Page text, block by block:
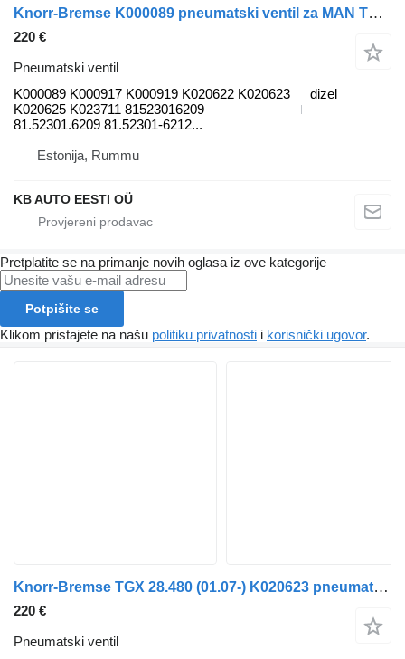
Knorr-Bremse K000089 pneumatski ventil za MAN TGL, TGM, TGS, TGX (2005-2021) kamiona
220 €
Pneumatski ventil
K000089 K000917 K000919 K020622 K020623
K020625 K023711 81523016209
81.52301.6209 81.52301-6212...
dizel
Estonija, Rummu
KB AUTO EESTI OÜ
Pretplatite se na primanje novih oglasa iz ove kategorije
Potpišite se
Klikom pristajete na našu politiku privatnosti i korisnički ugovor.
Knorr-Bremse TGX 28.480 (01.07-) K020623 pneumatski ventil za MAN TGL, TGM, TGS, TGX (2005-2021) kamiona
220 €
Pneumatski ventil